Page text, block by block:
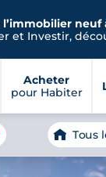
l’immobilier
et Investir,
Acheter
pour Habiter
Tous